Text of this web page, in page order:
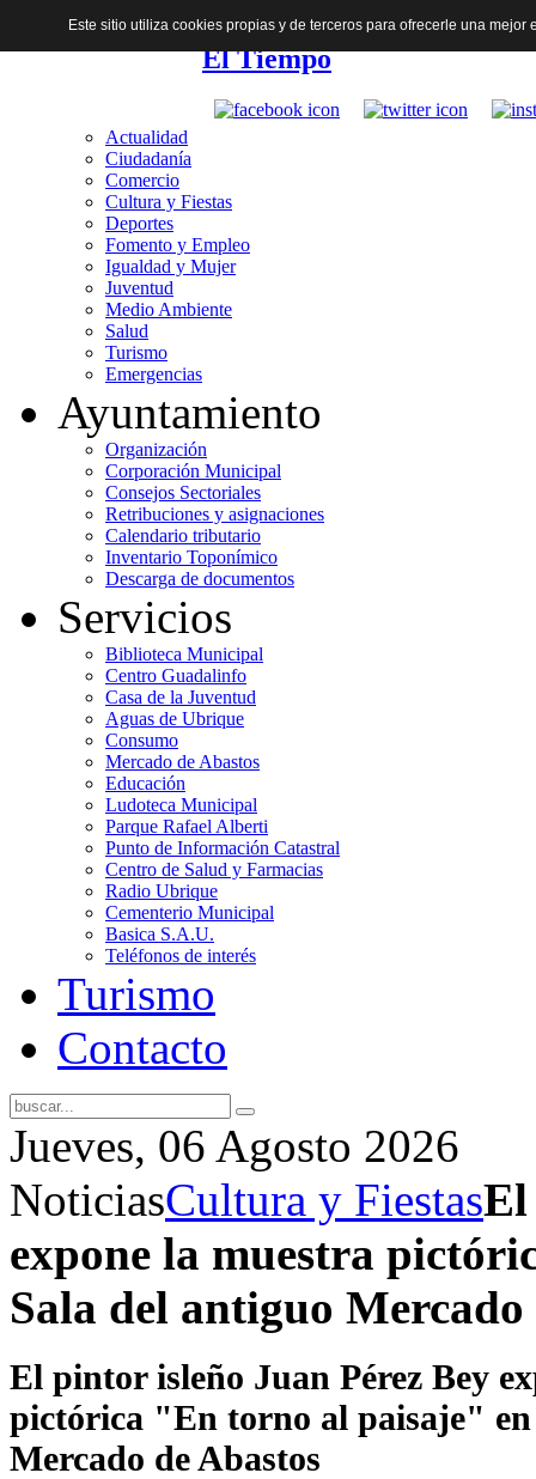
El Tiempo
Actualidad
Ciudadanía
Comercio
Cultura y Fiestas
Deportes
Fomento y Empleo
Igualdad y Mujer
Juventud
Medio Ambiente
Salud
Turismo
Emergencias
Ayuntamiento
Organización
Corporación Municipal
Consejos Sectoriales
Retribuciones y asignaciones
Calendario tributario
Inventario Toponímico
Descarga de documentos
Servicios
Biblioteca Municipal
Centro Guadalinfo
Casa de la Juventud
Aguas de Ubrique
Consumo
Mercado de Abastos
Educación
Ludoteca Municipal
Parque Rafael Alberti
Punto de Información Catastral
Centro de Salud y Farmacias
Radio Ubrique
Cementerio Municipal
Basica S.A.U.
Teléfonos de interés
Turismo
Contacto
Jueves, 06 Agosto 2026
NoticiasCultura y FiestasEl
expone la muestra
Sala del antiguo Mercado
El pintor isleño Juan Pérez Bey
pictórica "En torno al paisaje" en
Mercado de Abastos
Este sitio utiliza cookies propias y de terceros para ofrecerle una